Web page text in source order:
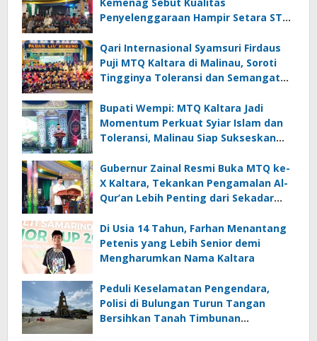
Kemenag Sebut Kualitas
Penyelenggaraan Hampir Setara STQ
Qari Internasional Syamsuri Firdaus
Puji MTQ Kaltara di Malinau, Soroti
Tingginya Toleransi dan Semangat
Bupati Wempi: MTQ Kaltara Jadi
Momentum Perkuat Syiar Islam dan
Toleransi, Malinau Siap Sukseskan
Gubernur Zainal Resmi Buka MTQ ke-
X Kaltara, Tekankan Pengamalan Al-
Qur’an Lebih Penting dari Sekadar
Di Usia 14 Tahun, Farhan Menantang
Petenis yang Lebih Senior demi
Mengharumkan Nama Kaltara
Peduli Keselamatan Pengendara,
Polisi di Bulungan Turun Tangan
Bersihkan Tanah Timbunan